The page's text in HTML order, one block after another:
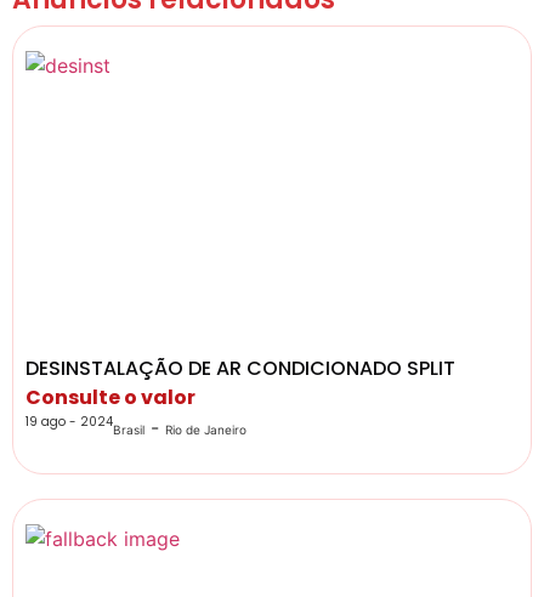
DESINSTALAÇÃO DE AR CONDICIONADO SPLIT
Consulte o valor
19 ago - 2024Brasil - Rio de Janeiro